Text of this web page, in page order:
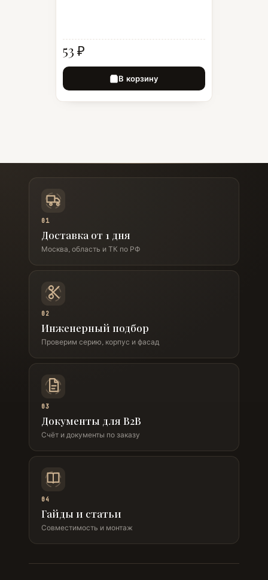
53 ₽
В корзину
01
Доставка от 1 дня
Москва, область и ТК по РФ
02
Инженерный подбор
Проверим серию, корпус и фасад
03
Документы для B2B
Счёт и документы по заказу
04
Гайды и статьи
Совместимость и монтаж